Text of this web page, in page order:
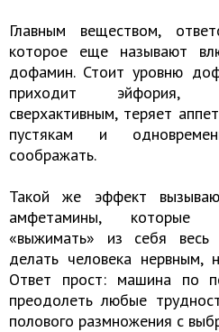
Главным веществом,
которое еще называют
дофамин. Стоит уровню
приходит эйфория,
сверхактивным, теряет
пустякам и
соображать.
Такой же эффект
амфетамины, которые
«выжимать» из себя
делать человека
Ответ прост: машина по
преодолеть любые
полового размножения с